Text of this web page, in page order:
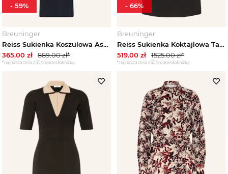
Breuninger
Reiss Sukienka Koszulowa Astrid blau GRANATOWY
365.00 zł 889.00zł*
*najniższa cena z 30 dni przed obniżką
- 59%
Breuninger
Reiss Sukienka Koktajlowa Taffie schwarz CZARNY
519.00 zł 1525.00zł*
*najniższa cena z 30 dni przed obniżką
- 66%